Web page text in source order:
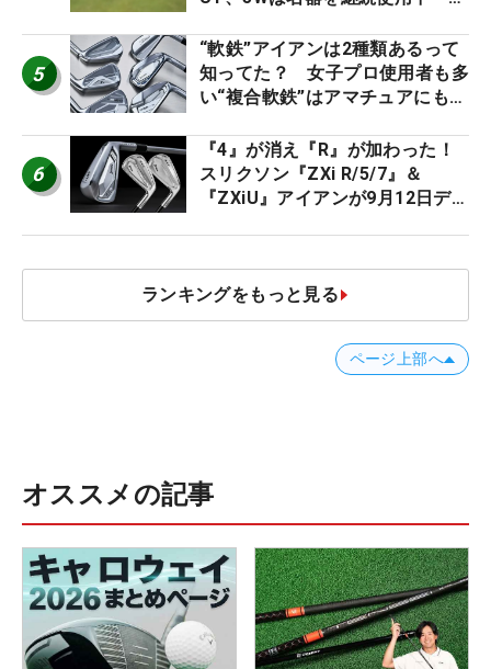
5
“軟鉄”アイアンは2種類あるって
知ってた？ 女子プロ使用者も多
い“複合軟鉄”はアマチュアにもオ
6
『4』が消え『R』が加わった！
スリクソン『ZXi R/5/7』＆
『ZXiU』アイアンが9月12日デ
ランキングをもっと見る
ページ上部へ
オススメの記事